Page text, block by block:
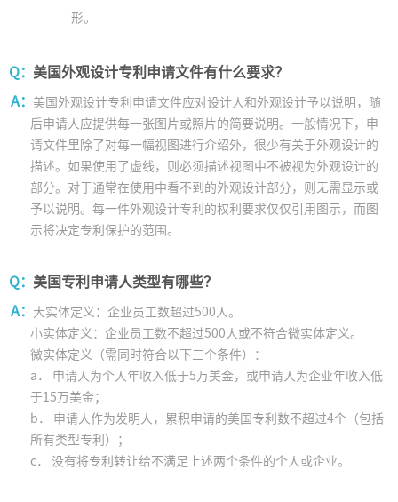
形。
Q： 美国外观设计专利申请文件有什么要求？
A： 美国外观设计专利申请文件应对设计人和外观设计予以说明，随
后申请人应提供每一张图片或照片的简要说明。一般情况下，申
请文件里除了对每一幅视图进行介绍外，很少有关于外观设计的
描述。如果使用了虚线，则必须描述视图中不被视为外观设计的
部分。对于通常在使用中看不到的外观设计部分，则无需显示或
予以说明。每一件外观设计专利的权利要求仅仅引用图示，而图
示将决定专利保护的范围。
Q： 美国专利申请人类型有哪些？
A： 大实体定义：企业员工数超过500人。
小实体定义：企业员工数不超过500人或不符合微实体定义。
微实体定义（需同时符合以下三个条件）：
a． 申请人为个人年收入低于5万美金，或申请人为企业年收入低
于15万美金；
b． 申请人作为发明人，累积申请的美国专利数不超过4个（包括
所有类型专利）；
c． 没有将专利转让给不满足上述两个条件的个人或企业。